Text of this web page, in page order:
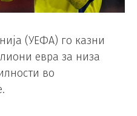
(УЕФА) го казни
евра за низа
во